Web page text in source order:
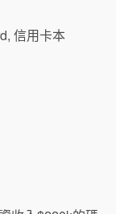
信用卡本